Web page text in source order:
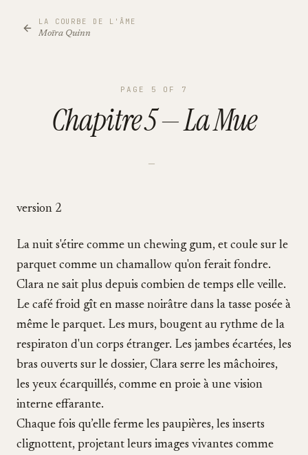
LA COURBE DE L'ÂME
Moïra Quinn
PAGE 5 OF 7
Chapitre 5 — La Mue
—
version 2
La nuit s'étire comme un chewing gum, et coule sur le
parquet comme un chamallow qu'on ferait fondre.
Clara ne sait plus depuis combien de temps elle veille.
Le café froid gît en masse noirâtre dans la tasse posée à
même le parquet. Les murs, bougent au rythme de la
respiraton d'un corps étranger. Les jambes écartées, les
bras ouverts sur le dossier, Clara serre les mâchoires,
les yeux écarquillés, comme en proie à une vision
interne effarante.
Chaque fois qu’elle ferme les paupières, les inserts
clignottent, projetant leurs images vivantes comme